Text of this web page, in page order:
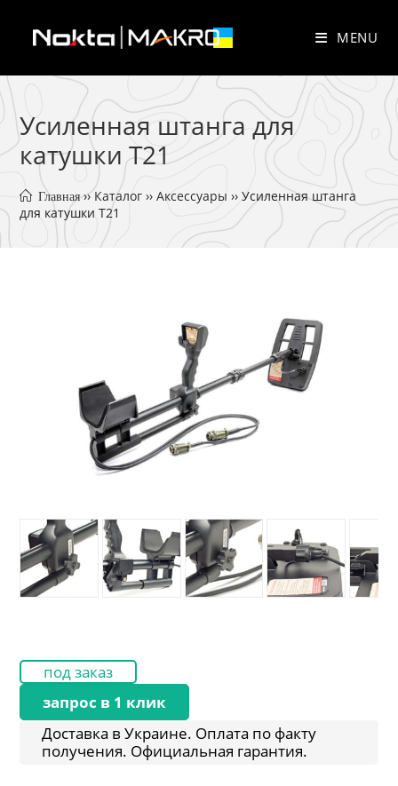
content
MENU
Усиленная штанга для
катушки T21
Главная ›› Каталог ›› Аксессуары ›› Усиленная штанга
для катушки T21
под заказ
запрос в 1 клик
Доставка в Украине. Оплата по факту
получения. Официальная гарантия.